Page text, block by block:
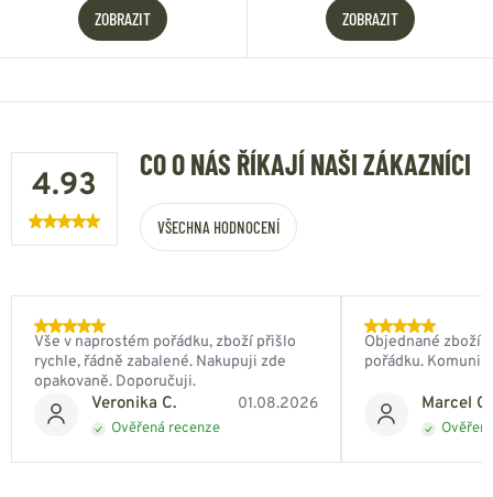
ZOBRAZIT ZOBRAZIT
4.93
CO O NÁS ŘÍKAJÍ NAŠI ZÁKAZNÍCI
VŠECHNA HODNOCENÍ
Veronika C. 01.08.2026
Ověřená recenze
Vše v naprostém pořádku, zboží přišlo
rychle, řádně zabalené. Nakupuji zde
opakovaně. Doporučuji.
Marcel
Objednané zboží
pořádku.